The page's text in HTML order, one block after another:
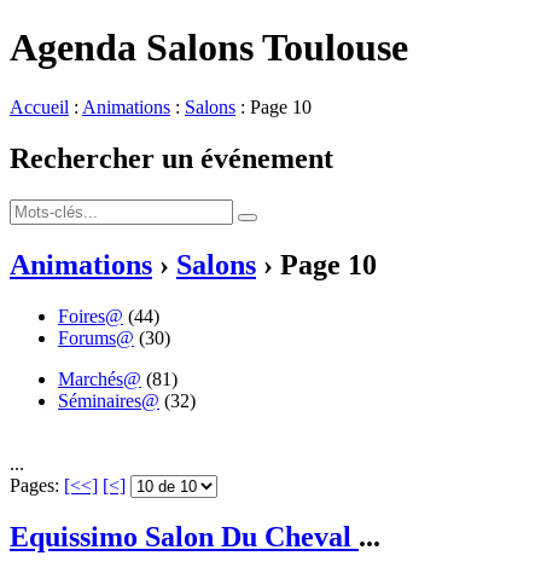
Agenda Salons Toulouse
Accueil : Animations : Salons : Page 10
Rechercher un événement
Animations › Salons › Page 10
Foires@ (44)
Forums@ (30)
Marchés@ (81)
Séminaires@ (32)
...
Pages: [<<] [<]
Equissimo Salon Du Cheval ...